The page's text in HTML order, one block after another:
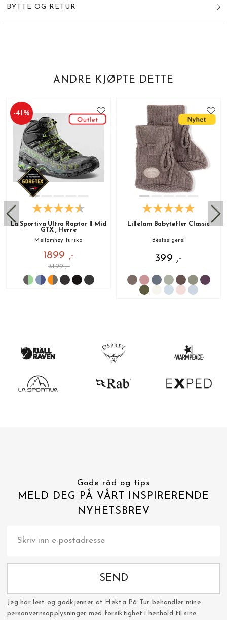
BYTTE OG RETUR
ANDRE KJØPTE DETTE
-41 %
La Sportiva Ultra Raptor II Mid
GTX , Herre
Mellomhøy tursko
1899 ,-
3199 ,-
Lillelam Babytøfler Classic
Bestselgere!
399 ,-
Gode råd og tips
MELD DEG PÅ VÅRT INSPIRERENDE
NYHETSBREV
SEND
Jeg har lest og godkjenner at Hekta På Tur behandler mine
personvernsopplysninger med forsiktighet i henhold til sine